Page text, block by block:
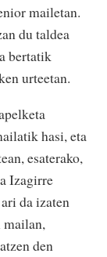
mailetan.
du taldea
bertatik
urteetan.
hasi, eta
esaterako,
Izagirre
da izaten
mailan,
den